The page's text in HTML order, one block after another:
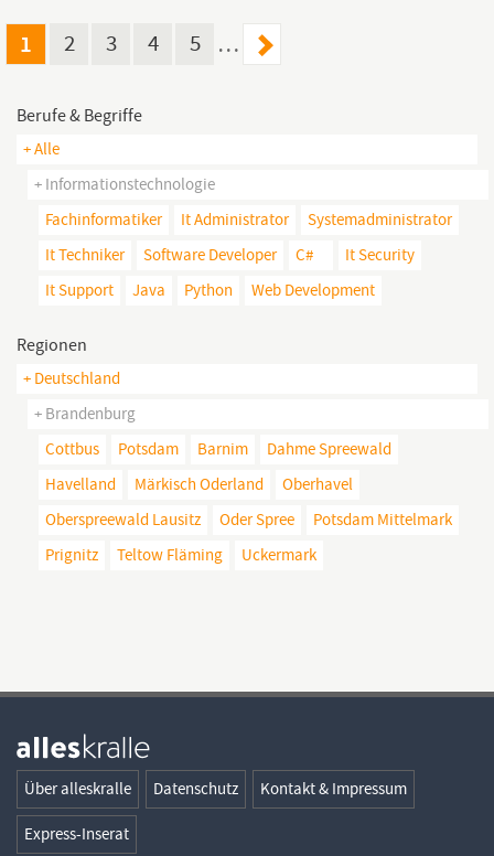
insgesamt 273 Getränkefachmärkten....
1 2 3 4 5 …
Berufe & Begriffe
+ Alle
+ Informationstechnologie
Fachinformatiker
It Administrator
Systemadministrator
It Techniker
Software Developer C#
It Security
It Support
Java Python Web Development
Regionen
+ Deutschland
+ Brandenburg
Cottbus
Potsdam Barnim
Dahme Spreewald
Havelland
Märkisch Oderland
Oberhavel
Oberspreewald Lausitz
Oder Spree
Potsdam Mittelmark
Prignitz
Teltow Fläming Uckermark
Über alleskralle Datenschutz Kontakt & Impressum
Express-Inserat